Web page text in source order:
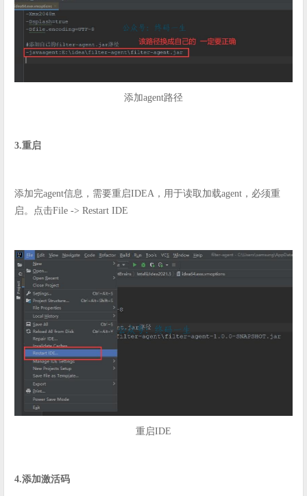
添加agent路径
3.重启
添加完agent信息，需要重启IDEA，用于读取加载agent，必须重
启。点击File -> Restart IDE
重启IDE
4.添加激活码